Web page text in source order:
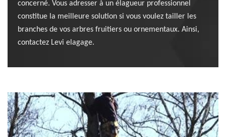
concerné. Vous adresser à un élagueur professionnel
constitue la meilleure solution si vous voulez tailler les
branches de vos arbres fruitiers ou ornementaux. Ainsi,
contactez Levi elagage.